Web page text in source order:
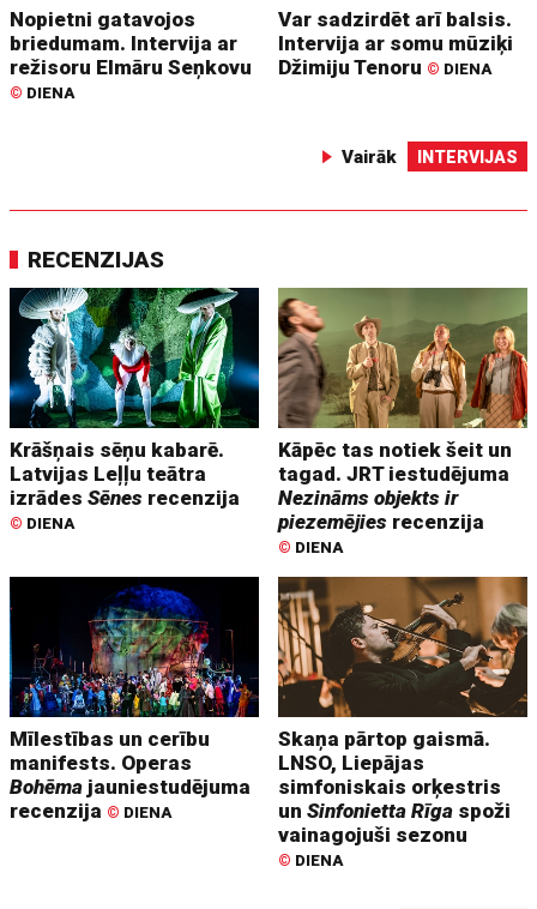
Nopietni gatavojos
briedumam. Intervija ar
režisoru Elmāru Seņkovu
© DIENA
Var sadzirdēt arī balsis.
Intervija ar somu mūziķi
Džimiju Tenoru © DIENA
Vairāk INTERVIJAS
RECENZIJAS
Krāšņais sēņu kabarē.
Latvijas Leļļu teātra
izrādesSēnes recenzija
© DIENA
Kāpēc tas notiek šeit un
tagad. JRT iestudējuma
Nezināms objekts ir
piezemējies recenzija
© DIENA
Mīlestības un cerību
manifests. Operas
Bohēma jauniestudējuma
recenzija © DIENA
Skaņa pārtop gaismā.
LNSO, Liepājas
simfoniskais orķestris
unSinfonietta Rīga spoži
vainagojuši sezonu
© DIENA